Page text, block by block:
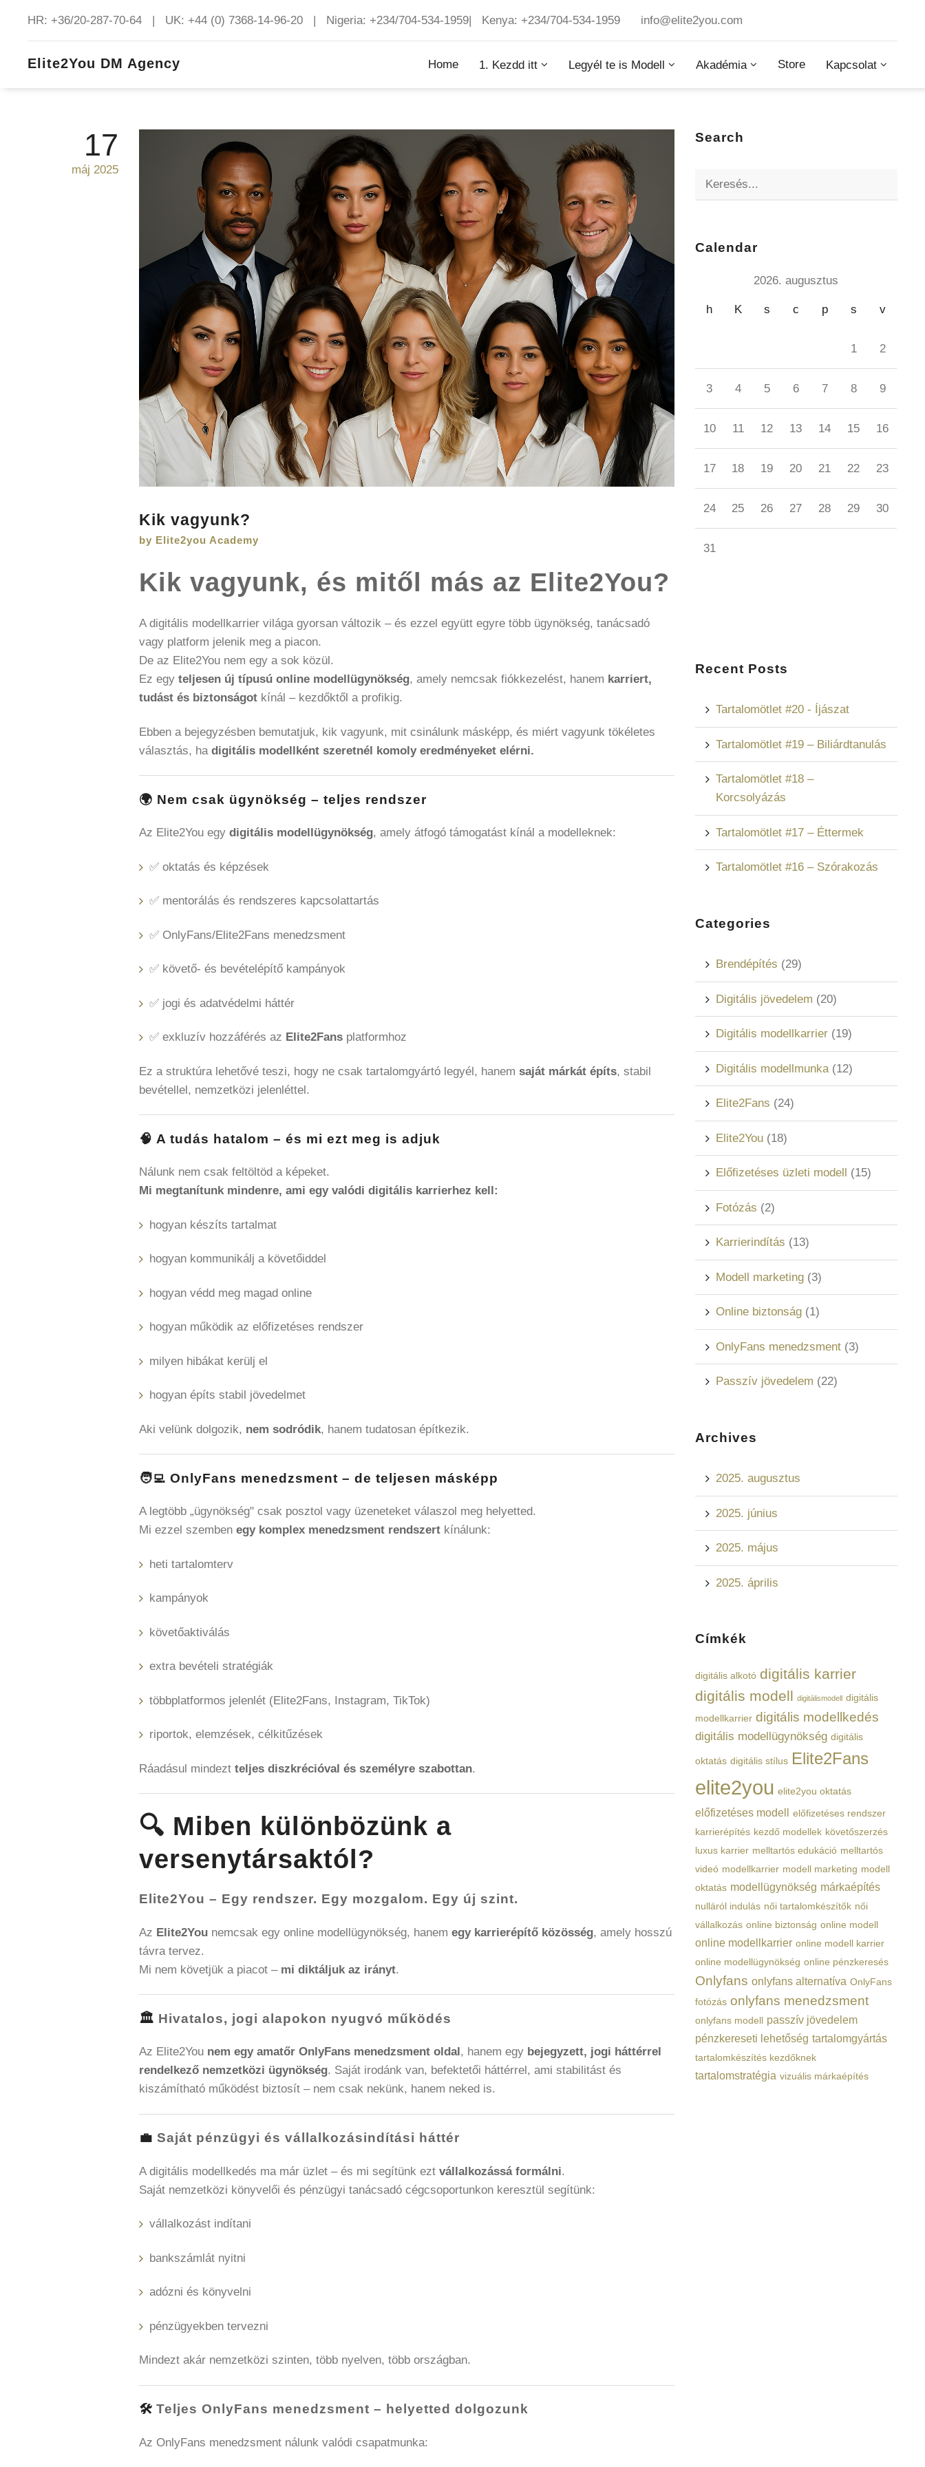
HR: +36/20-287-70-64 | UK: +44 (0) 7368-14-96-20 | Nigeria: +234/704-534-1959| Kenya: +234/704-534-1959 info@elite2you.com
Elite2You DM Agency Home 1. Kezdd itt Legyél te is Modell Akadémia Store Kapcsolat
17
máj 2025
Kik vagyunk?
by Elite2you Academy
Kik vagyunk, és mitől más az Elite2You?
A digitális modellkarrier világa gyorsan változik – és ezzel együtt egyre több ügynökség, tanácsadó
vagy platform jelenik meg a piacon.
De az Elite2You nem egy a sok közül.
Ez egy teljesen új típusú online modellügynökség, amely nemcsak fiókkezelést, hanem karriert,
tudást és biztonságotkínál – kezdőktől a profikig.
Ebben a bejegyzésben bemutatjuk, kik vagyunk, mit csinálunk másképp, és miért vagyunk tökéletes
választás, ha digitális modellként szeretnél komoly eredményeket elérni.
🌍 Nem csak ügynökség – teljes rendszer
Az Elite2You egy digitális modellügynökség, amely átfogó támogatást kínál a modelleknek:
✅ oktatás és képzések
✅ mentorálás és rendszeres kapcsolattartás
✅ OnlyFans/Elite2Fans menedzsment
✅ követő- és bevételépítő kampányok
✅ jogi és adatvédelmi háttér
✅ exkluzív hozzáférés az Elite2Fansplatformhoz
Ez a struktúra lehetővé teszi, hogy ne csak tartalomgyártó legyél, hanem saját márkát építs, stabil
bevétellel, nemzetközi jelenléttel.
🧠 A tudás hatalom – és mi ezt meg is adjuk
Nálunk nem csak feltöltöd a képeket.
Mi megtanítunk mindenre, ami egy valódi digitális karrierhez kell:
hogyan készíts tartalmat
hogyan kommunikálj a követőiddel
hogyan védd meg magad online
hogyan működik az előfizetéses rendszer
milyen hibákat kerülj el
hogyan építs stabil jövedelmet
Aki velünk dolgozik, nem sodródik, hanem tudatosan építkezik.
🧑‍💻 OnlyFans menedzsment – de teljesen másképp
A legtöbb „ügynökség" csak posztol vagy üzeneteket válaszol meg helyetted.
Mi ezzel szemben egy komplex menedzsment rendszertkínálunk:
heti tartalomterv
kampányok
követőaktiválás
extra bevételi stratégiák
többplatformos jelenlét (Elite2Fans, Instagram, TikTok)
riportok, elemzések, célkitűzések
Ráadásul mindezt teljes diszkrécióval és személyre szabottan.
🔍 Miben különbözünk a
versenytársaktól?
Elite2You – Egy rendszer. Egy mozgalom. Egy új szint.
Az Elite2Younemcsak egy online modellügynökség, hanem egy karrierépítő közösség, amely hosszú
távra tervez.
Mi nem követjük a piacot – mi diktáljuk az irányt.
🏛️ Hivatalos, jogi alapokon nyugvó működés
Az Elite2You nem egy amatőr OnlyFans menedzsment oldal , hanem egy bejegyzett, jogi háttérrel
rendelkező nemzetközi ügynökség. Saját irodánk van, befektetői háttérrel, ami stabilitást és
kiszámítható működést biztosít – nem csak nekünk, hanem neked is.
💼 Saját pénzügyi és vállalkozásindítási háttér
A digitális modellkedés ma már üzlet – és mi segítünk ezt vállalkozássá formálni.
Saját nemzetközi könyvelői és pénzügyi tanácsadó cégcsoportunkon keresztül segítünk:
vállalkozást indítani
bankszámlát nyitni
adózni és könyvelni
pénzügyekben tervezni
Mindezt akár nemzetközi szinten, több nyelven, több országban.
🛠️ Teljes OnlyFans menedzsment – helyetted dolgozunk
Az OnlyFans menedzsment nálunk valódi csapatmunka:
Search
Calendar
2026. augusztus
h K s c p s v
1 2
3 4 5 6 7 8 9
10 11 12 13 14 15 16
17 18 19 20 21 22 23
24 25 26 27 28 29 30
31
Recent Posts
Tartalomötlet #20 - Íjászat
Tartalomötlet #19 – Biliárdtanulás
Tartalomötlet #18 –
Korcsolyázás
Tartalomötlet #17 – Éttermek
Tartalomötlet #16 – Szórakozás
Categories
Brendépítés (29)
Digitális jövedelem (20)
Digitális modellkarrier (19)
Digitális modellmunka (12)
Elite2Fans (24)
Elite2You (18)
Előfizetéses üzleti modell (15)
Fotózás (2)
Karrierindítás (13)
Modell marketing (3)
Online biztonság (1)
OnlyFans menedzsment (3)
Passzív jövedelem (22)
Archives
2025. augusztus
2025. június
2025. május
2025. április
Címkék
digitális alkotó digitális karrier
digitális modell digitálismodell digitális
modellkarrier digitális modellkedés
digitális modellügynökség digitális
oktatás digitális stílus Elite2Fans
elite2you elite2you oktatás
előfizetéses modell
előfizetéses rendszer
karrierépítés kezdő modellek követőszerzés
luxus karrier melltartós edukáció melltartós
videó modellkarrier modell marketing modell
oktatás modellügynökség márkaépítés
nulláról indulás női tartalomkészítők női
vállalkozás online biztonság online modell
online modellkarrier online modell karrier
online modellügynökség online pénzkeresés
Onlyfans onlyfans alternatíva OnlyFans
fotózás onlyfans menedzsment
onlyfans modell passzív jövedelem
pénzkereseti lehetőség tartalomgyártás
tartalomkészítés kezdőknek
tartalomstratégia vizuális márkaépítés